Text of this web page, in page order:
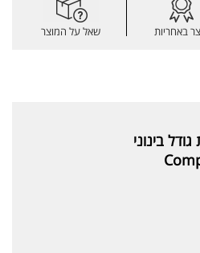
באחריות שאל על המוצר
בינוני